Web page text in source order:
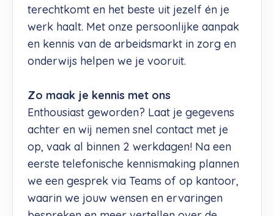
terechtkomt en het beste uit jezelf én je
werk haalt. Met onze persoonlijke aanpak
en kennis van de arbeidsmarkt in zorg en
onderwijs helpen we je vooruit.
Zo maak je kennis met ons
Enthousiast geworden? Laat je gegevens
achter en wij nemen snel contact met je
op, vaak al binnen 2 werkdagen! Na een
eerste telefonische kennismaking plannen
we een gesprek via Teams of op kantoor,
waarin we jouw wensen en ervaringen